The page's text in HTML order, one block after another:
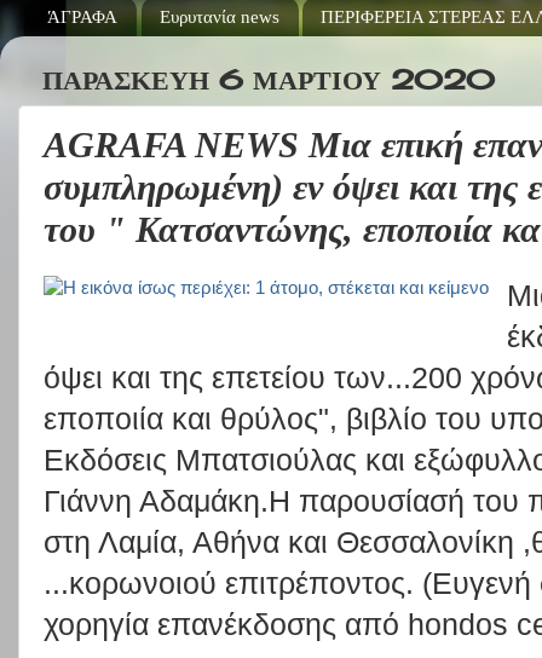
ΆΓΡΑΦΑ Ευρυτανία news ΠΕΡΙΦΕΡΕΙΑ ΣΤΕΡΕΑΣ
ΠΑΡΑΣΚΕΥΉ 6 ΜΑΡΤΊΟΥ 2020
AGRAFA NEWS Μια επική
συμπληρωμένη) εν όψει και της
του " Κατσαντώνης, εποποιία
όψει και της επετείου των...200
εποποιία και θρύλος", βιβλίο του
Εκδόσεις Μπατσιούλας και
Γιάννη Αδαμάκη.Η παρουσίασή του
στη Λαμία, Αθήνα και Θεσσαλονίκη
...κορωνοιού επιτρέποντος.
χορηγία επανέκδοσης από hondos